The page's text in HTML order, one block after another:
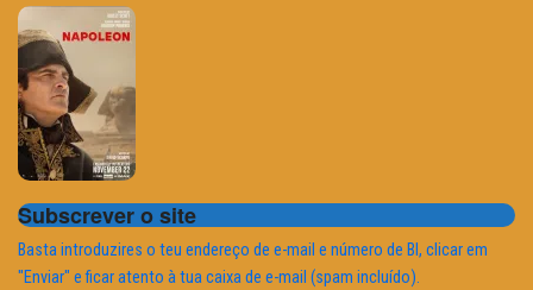
Subscrever o site
Basta introduzires o teu endereço de e-mail e número de BI, clicar em
"Enviar" e ficar atento à tua caixa de e-mail (spam incluído).